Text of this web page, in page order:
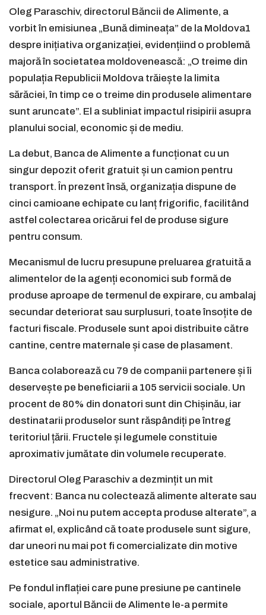
Oleg Paraschiv, directorul Băncii de Alimente, a
vorbit în emisiunea „Bună dimineața” de la Moldova1
despre inițiativa organizației, evidențiind o problemă
majoră în societatea moldovenească: „O treime din
populația Republicii Moldova trăiește la limita
sărăciei, în timp ce o treime din produsele alimentare
sunt aruncate”. El a subliniat impactul risipirii asupra
planului social, economic și de mediu.
La debut, Banca de Alimente a funcționat cu un
singur depozit oferit gratuit și un camion pentru
transport. În prezent însă, organizația dispune de
cinci camioane echipate cu lanț frigorific, facilitând
astfel colectarea oricărui fel de produse sigure
pentru consum.
Mecanismul de lucru presupune preluarea gratuită a
alimentelor de la agenți economici sub formă de
produse aproape de termenul de expirare, cu ambalaj
secundar deteriorat sau surplusuri, toate însoțite de
facturi fiscale. Produsele sunt apoi distribuite către
cantine, centre maternale și case de plasament.
Banca colaborează cu 79 de companii partenere și îi
deservește pe beneficiarii a 105 servicii sociale. Un
procent de 80% din donatori sunt din Chișinău, iar
destinatarii produselor sunt răspândiți pe întreg
teritoriul țării. Fructele și legumele constituie
aproximativ jumătate din volumele recuperate.
Directorul Oleg Paraschiv a dezmințit un mit
frecvent: Banca nu colectează alimente alterate sau
nesigure. „Noi nu putem accepta produse alterate”, a
afirmat el, explicând că toate produsele sunt sigure,
dar uneori nu mai pot fi comercializate din motive
estetice sau administrative.
Pe fondul inflației care pune presiune pe cantinele
sociale, aportul Băncii de Alimente le-a permite